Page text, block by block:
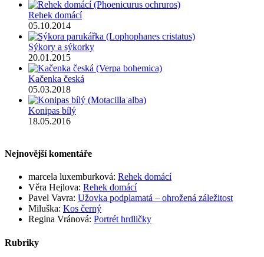
Rehek domácí
05.10.2014
Sýkory a sýkorky
20.01.2015
Kačenka česká
05.03.2018
Konipas bílý
18.05.2016
Nejnovější komentáře
marcela luxemburková: Rehek domácí
Věra Hejlova: Rehek domácí
Pavel Vavra: Užovka podplamatá – ohrožená záležitost
Miluška: Kos černý
Regina Vránová: Portrét hrdličky
Rubriky